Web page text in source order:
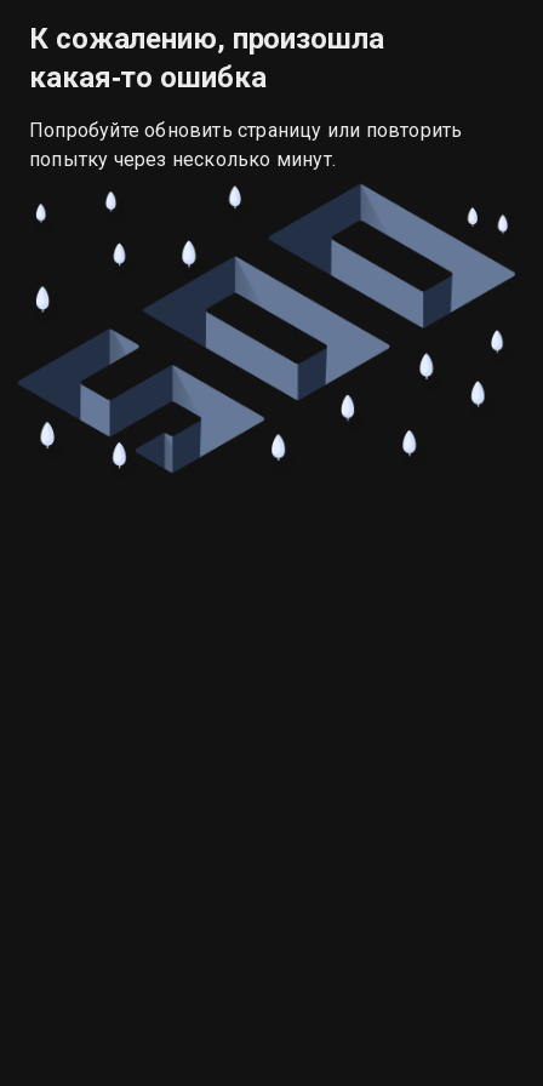
К сожалению, произошла
какая‑то ошибка
Попробуйте обновить страницу или повторить
попытку через несколько минут.